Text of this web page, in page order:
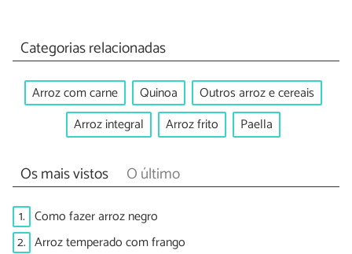
Categorias relacionadas
Arroz com carne Quinoa
Outros arroz e cereais
Arroz integral
Arroz frito Paella
Os mais vistos O último
1. Como fazer arroz negro
2. Arroz temperado com frango